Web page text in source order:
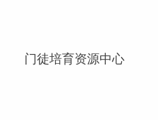
门徒培育资源中心